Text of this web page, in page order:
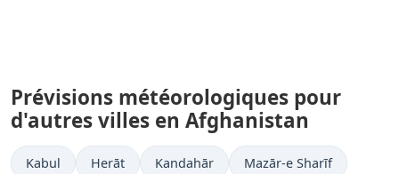
Prévisions météorologiques pour
d'autres villes en Afghanistan
Kabul Herāt Kandahār Mazār-e Sharīf